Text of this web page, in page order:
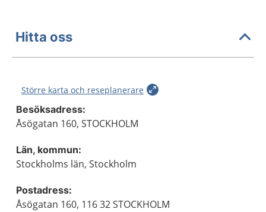
Hitta oss
Större karta och reseplanerare
Besöksadress:
Åsögatan 160, STOCKHOLM
Län, kommun:
Stockholms län, Stockholm
Postadress:
Åsögatan 160, 116 32 STOCKHOLM